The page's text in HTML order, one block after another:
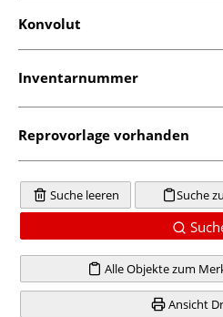
Konvolut
Inventarnummer
Reprovorlage vorhanden
Suche leeren Suche
Alle Objekte zum
Ansicht